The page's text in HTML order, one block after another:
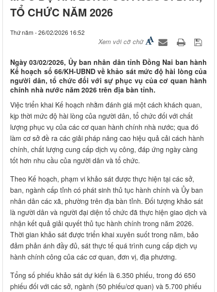
TỔ CHỨC NĂM 2026
Thứ năm - 26/02/2026 16:52
Xem với cỡ chữ
Ngày 03/02/2026, Ủy ban nhân dân tỉnh Đồng Nai ban hành
Kế hoạch số 66/KH-UBND về khảo sát mức độ hài lòng của
người dân, tổ chức đối với sự phục vụ của cơ quan hành
chính nhà nước năm 2026 trên địa bàn tỉnh.
Việc triển khai Kế hoạch nhằm đánh giá một cách khách quan,
kịp thời mức độ hài lòng của người dân, tổ chức đối với chất
lượng phục vụ của các cơ quan hành chính nhà nước; qua đó
làm cơ sở đề ra các giải pháp nâng cao hiệu quả cải cách hành
chính, chất lượng cung cấp dịch vụ công, đáp ứng ngày càng
tốt hơn nhu cầu của người dân và tổ chức.
Theo Kế hoạch, phạm vi khảo sát được thực hiện tại các sở,
ban, ngành cấp tỉnh có phát sinh thủ tục hành chính và Ủy ban
nhân dân các xã, phường trên địa bàn tỉnh. Đối tượng khảo sát
là người dân và người đại diện tổ chức đã thực hiện giao dịch và
nhận kết quả giải quyết thủ tục hành chính trong năm 2026.
Thời gian khảo sát được triển khai xuyên suốt trong năm, bảo
đảm phản ánh đầy đủ, sát thực tế quá trình cung cấp dịch vụ
hành chính công của các cơ quan, đơn vị, địa phương.
Tổng số phiếu khảo sát dự kiến là 6.350 phiếu, trong đó 650
phiếu đối với các sở, ngành (50 phiếu/cơ quan) và 5.700 phiếu